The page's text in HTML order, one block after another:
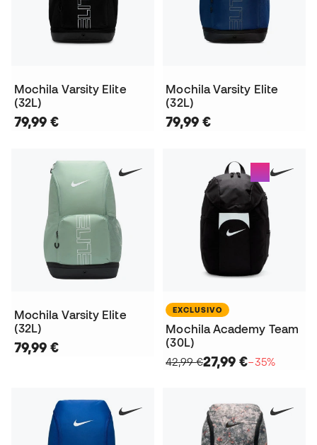
Mochila Varsity Elite
(32L)
79,99 €
Mochila Varsity Elite
(32L)
79,99 €
Mochila Varsity Elite
(32L)
79,99 €
EXCLUSIVO
Mochila Academy Team
(30L)
42,99 €27,99 €−35%